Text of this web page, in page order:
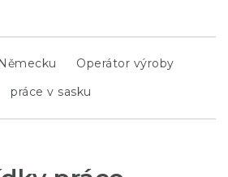
Operátor výroby
práce v sasku